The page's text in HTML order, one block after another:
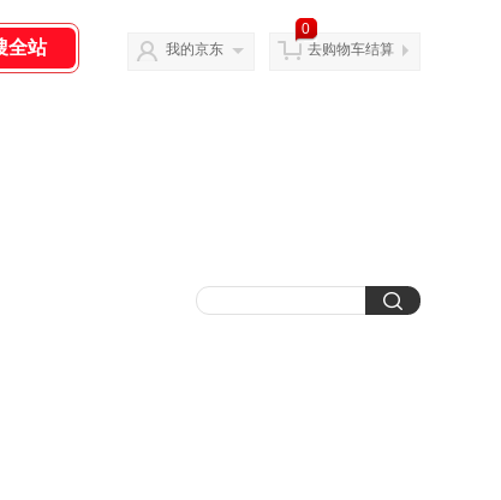
我的京东
0
去购物车结算